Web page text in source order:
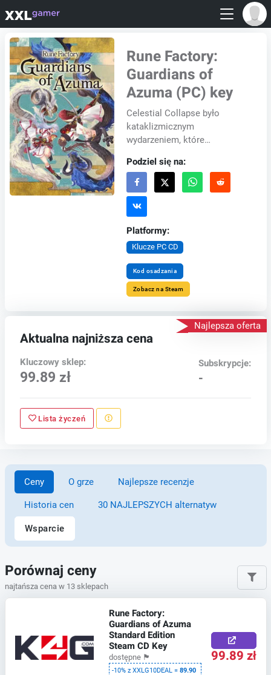
Rune Factory:
Guardians of
Azuma (PC) key
Celestial Collapse było
kataklizmicznym
wydarzeniem, które
ziemie Azumy, gdy ogromny
obiekt zderzył się z jej
terenem. Katastro...
Podziel się na:
Platformy:
Klucze PC CD
Kod osadzania
Zobacz na Steam
Najlepsza oferta
Aktualna najniższa cena
Kluczowy sklep:
99.89 zł
Subskrypcje:
-
Lista życzeń
Ceny O grze Najlepsze recenzje
Historia cen 30 NAJLEPSZYCH alternatyw
Wsparcie
Porównaj ceny
najtańsza cena w 13 sklepach
Rune Factory:
Guardians of Azuma
Standard Edition
Steam CD Key
dostępne 🏴
-10% z XXLG10DEAL =89.90
99.89 zł